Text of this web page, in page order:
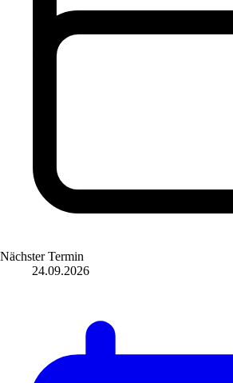
Nächster Termin
24.09.2026